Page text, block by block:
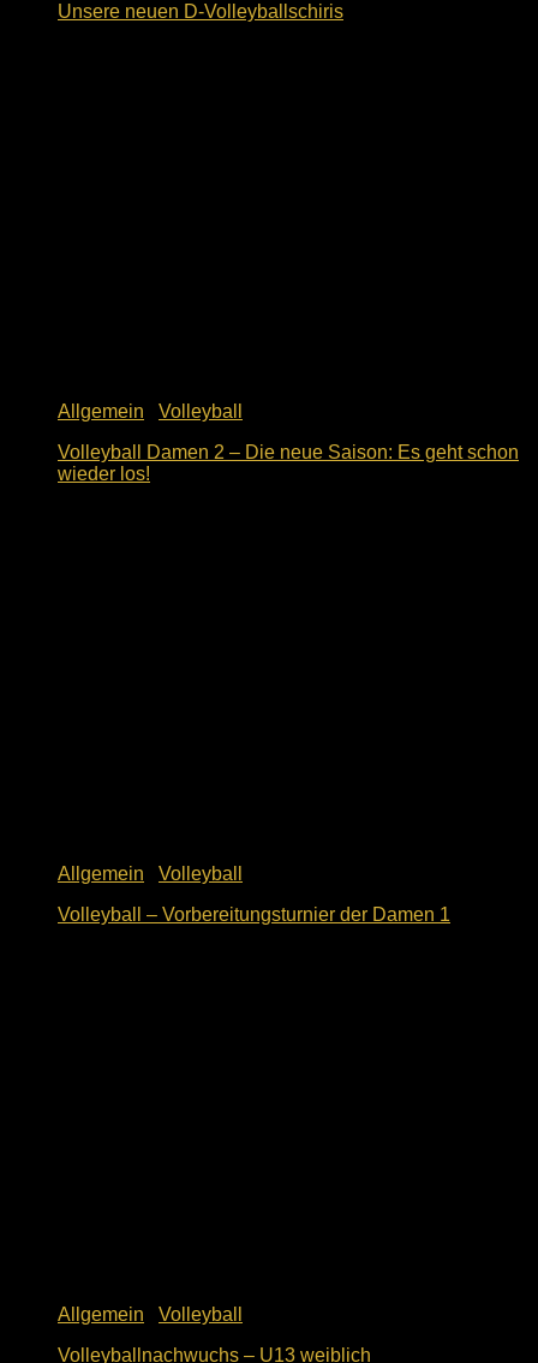
Unsere neuen D-Volleyballschiris
Allgemein
Volleyball
Volleyball Damen 2 – Die neue Saison: Es geht schon
wieder los!
Allgemein
Volleyball
Volleyball – Vorbereitungsturnier der Damen 1
Allgemein
Volleyball
Volleyballnachwuchs – U13 weiblich